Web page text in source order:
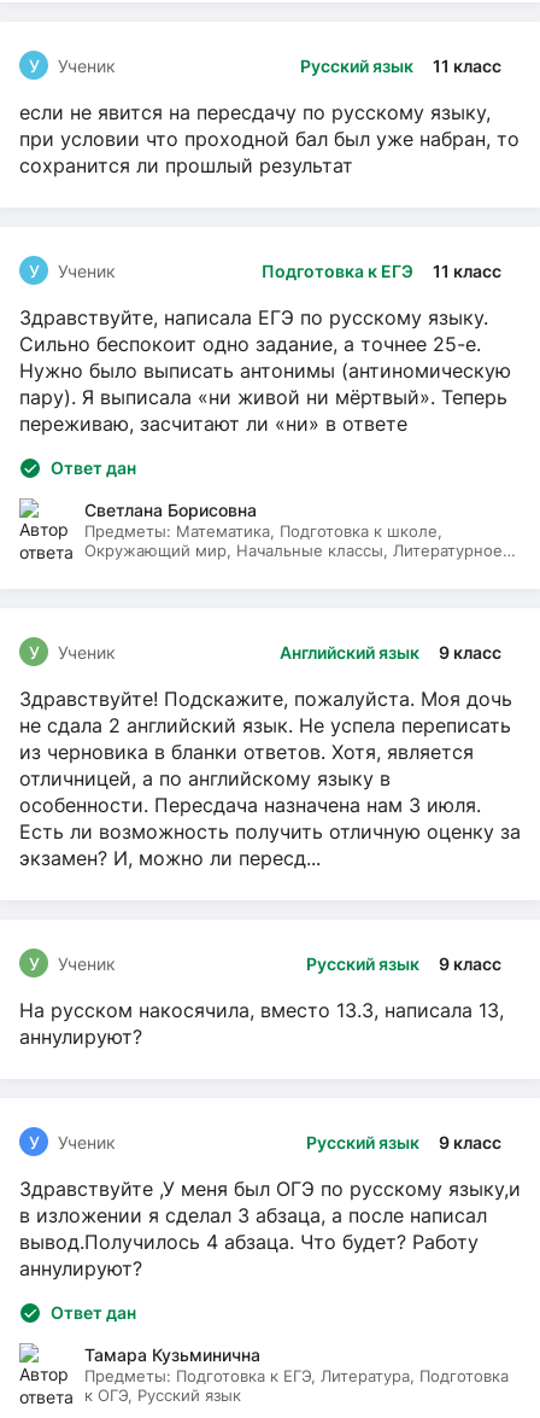
Русский язык 11 класс
У Ученик
если не явится на пересдачу по русскому языку,
при условии что проходной бал был уже набран, то
сохранится ли прошлый результат
Подготовка к ЕГЭ 11 класс
У Ученик
Здравствуйте, написала ЕГЭ по русскому языку.
Сильно беспокоит одно задание, а точнее 25-е.
Нужно было выписать антонимы (антиномическую
пару). Я выписала «ни живой ни мёртвый». Теперь
переживаю, засчитают ли «ни» в ответе
Ответ дан
Светлана Борисовна
Предметы: Математика, Подготовка к школе,
Окружающий мир, Начальные классы, Литературное
Английский язык 9 класс
У Ученик
Здравствуйте! Подскажите, пожалуйста. Моя дочь
не сдала 2 английский язык. Не успела переписать
из черновика в бланки ответов. Хотя, является
отличницей, а по английскому языку в
особенности. Пересдача назначена нам 3 июля.
Есть ли возможность получить отличную оценку за
экзамен? И, можно ли пересд...
Русский язык 9 класс
У Ученик
На русском накосячила, вместо 13.3, написала 13,
аннулируют?
Русский язык 9 класс
У Ученик
Здравствуйте ,У меня был ОГЭ по русскому языку,и
в изложении я сделал 3 абзаца, а после написал
вывод.Получилось 4 абзаца. Что будет? Работу
аннулируют?
Ответ дан
Тамара Кузьминична
Предметы: Подготовка к ЕГЭ, Литература, Подготовка
к ОГЭ, Русский язык